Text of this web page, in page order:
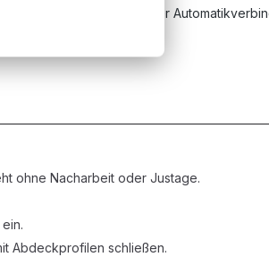
oder
ohne Nacharbeit oder Justage.
Abdeckprofilen schließen.